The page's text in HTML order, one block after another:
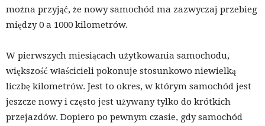
można przyjąć, że nowy samochód ma zazwyczaj przebieg
między 0 a 1000 kilometrów.
W pierwszych miesiącach użytkowania samochodu,
większość właścicieli pokonuje stosunkowo niewielką
liczbę kilometrów. Jest to okres, w którym samochód jest
jeszcze nowy i często jest używany tylko do krótkich
przejazdów. Dopiero po pewnym czasie, gdy samochód